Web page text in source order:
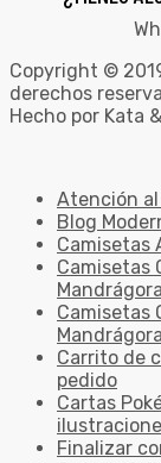
Copyright ©
derechos
Hecho por Kata
Atención
Blog
Camisetas
Camisetas
Camisetas
Carrito de
pedido
Cartas
Finalizar